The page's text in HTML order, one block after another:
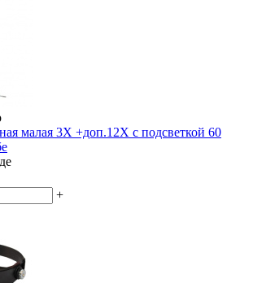
малая 3Х +доп.12Х с подсветкой 60
+